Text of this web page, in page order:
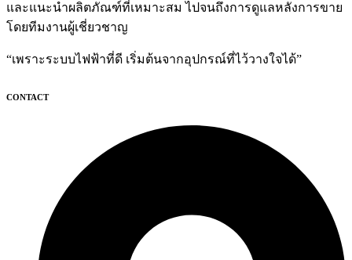
และแนะนำผลิตภัณฑ์ที่เหมาะสม ไปจนถึงการดูแลหลังการขาย
โดยทีมงานผู้เชี่ยวชาญ
“เพราะระบบไฟฟ้าที่ดี เริ่มต้นจากอุปกรณ์ที่ไว้วางใจได้”
CONTACT